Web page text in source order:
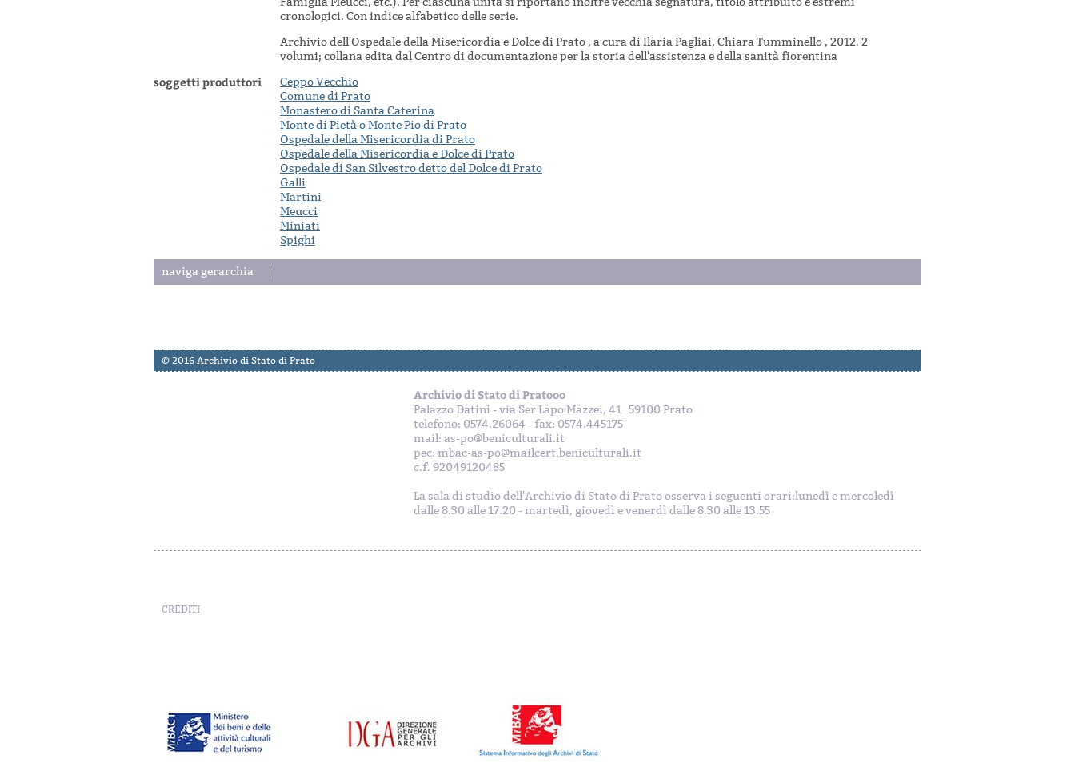
cronologici. Con indice alfabetico delle serie.
Archivio dell'Ospedale della Misericordia e Dolce di Prato , a cura di Ilaria Pagliai, Chiara Tumminello , 2012. 2
volumi; collana edita dal Centro di documentazione per la storia dell'assistenza e della sanità fiorentina
soggetti produttori
Ceppo Vecchio
Comune di Prato
Monastero di Santa Caterina
Monte di Pietà o Monte Pio di Prato
Ospedale della Misericordia di Prato
Ospedale della Misericordia e Dolce di Prato
Ospedale di San Silvestro detto del Dolce di Prato
Galli
Martini
Meucci
Miniati
Spighi
naviga gerarchia
© 2016 Archivio di Stato di Prato
Archivio di Stato di Pratooo
Palazzo Datini - via Ser Lapo Mazzei, 41 59100 Prato
telefono: 0574.26064 - fax: 0574.445175
mail: as-po@beniculturali.it
pec: mbac-as-po@mailcert.beniculturali.it
c.f. 92049120485
La sala di studio dell'Archivio di Stato di Prato osserva i seguenti orari:lunedì e mercoledì
dalle 8.30 alle 17.20 - martedì, giovedì e venerdì dalle 8.30 alle 13.55
CREDITI